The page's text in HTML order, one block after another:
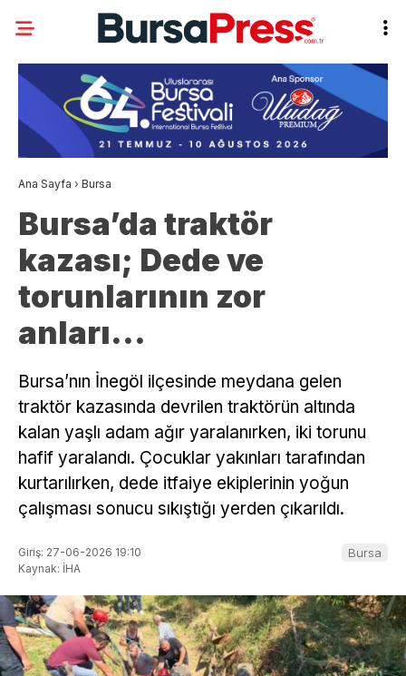
Ana Sayfa › Bursa
Bursa’da traktör
kazası; Dede ve
torunlarının zor
anları…
Bursa’nın İnegöl ilçesinde meydana gelen
traktör kazasında devrilen traktörün altında
kalan yaşlı adam ağır yaralanırken, iki torunu
hafif yaralandı. Çocuklar yakınları tarafından
kurtarılırken, dede itfaiye ekiplerinin yoğun
çalışması sonucu sıkıştığı yerden çıkarıldı.
Giriş: 27-06-2026 19:10
Kaynak: İHA
Bursa